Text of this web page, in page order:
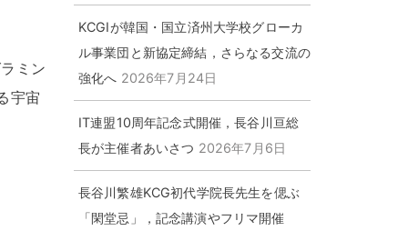
ミン
宇宙
KCGIが韓国・国立済州大学校グローカ
ル事業団と新協定締結，さらなる交流の
強化へ 2026年7月24日
IT連盟10周年記念式開催，長谷川亘総
長が主催者あいさつ 2026年7月6日
長谷川繁雄KCG初代学院長先生を偲ぶ
「閑堂忌」，記念講演やフリマ開催